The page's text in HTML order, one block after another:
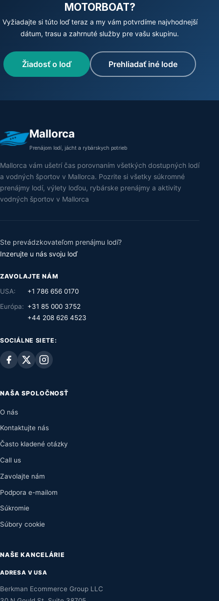
MOTORBOAT?
Vyžiadajte si túto loď teraz a my vám potvrdíme najvhodnejší
dátum, trasu a zahrnuté služby pre vašu skupinu.
Žiadosť o loď Prehliadať iné lode
Mallorca
Prenájom lodí, jácht a rybárskych potrieb
Mallorca vám ušetrí čas porovnaním všetkých dostupných lodí
a vodných športov v Mallorca. Pozrite si všetky súkromné
prenájmy lodí, výlety loďou, rybárske prenájmy a aktivity
vodných športov v Mallorca
Ste prevádzkovateľom prenájmu lodí?
Inzerujte u nás svoju loď
ZAVOLAJTE NÁM
USA:
+1 786 656 0170
Európa: +31 85 000 3752
+44 208 626 4523
SOCIÁLNE SIETE:
NAŠA SPOLOČNOSŤ
O nás
Kontaktujte nás
Často kladené otázky
Call us
Zavolajte nám
Podpora e-mailom
Súkromie
Súbory cookie
NAŠE KANCELÁRIE
ADRESA V USA
Berkman Ecommerce Group LLC